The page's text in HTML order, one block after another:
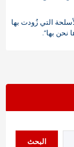
التي زُودت بها
نحن بها”.
البحث